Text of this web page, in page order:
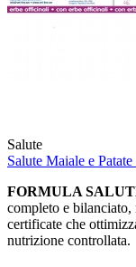
Salute
Salute Maiale e
FORMULA
completo e
certificate che
nutrizione controllata.